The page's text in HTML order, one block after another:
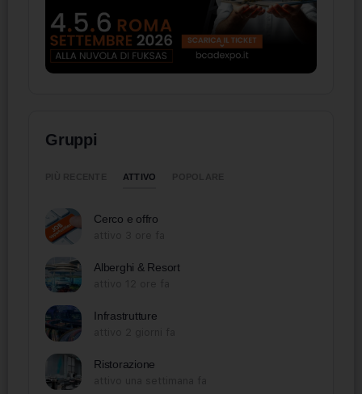
Gruppi
ATTIVO
Cerco e offro
Alberghi & Resort
Infrastrutture
Ristorazione